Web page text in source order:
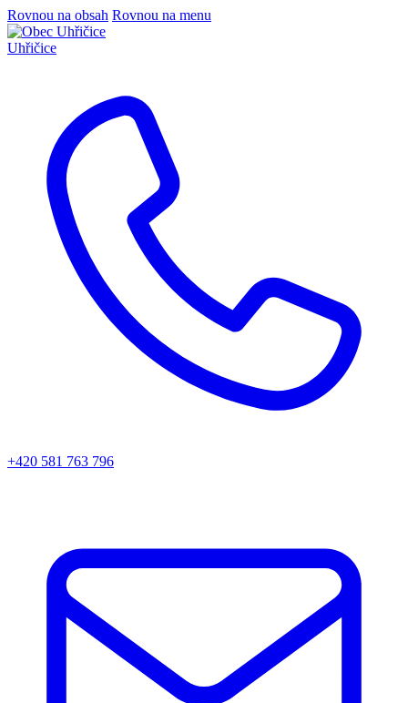
Rovnou na obsah Rovnou na menu
Uhřičice
+420 581 763 796